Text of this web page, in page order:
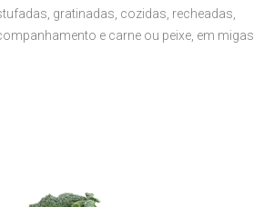
gratinadas, cozidas, recheadas,
e carne ou peixe, em migas